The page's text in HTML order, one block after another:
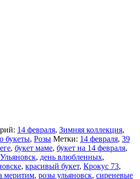
14 февраля, Зимняя коллекция,
букеты, Розы Метки: 14 февраля, 39
, букет маме, букет на 14 февраля,
, день влюбленных,
, красивый букет, Крокус 73,
меритим, розы ульяновск, сиреневые